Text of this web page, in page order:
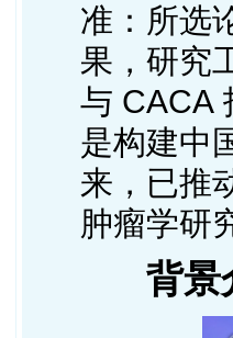
准：所选
果，研究
与 CACA
是构建中
来，已推
肿瘤学研
背景